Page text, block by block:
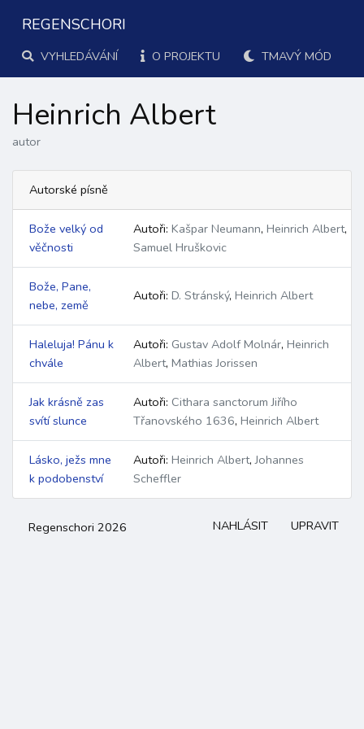
REGENSCHORI
VYHLEDÁVÁNÍ O PROJEKTU TMAVÝ MÓD
Heinrich Albert
autor
Autorské písně
Bože velký od
věčnosti
Autoři: Kašpar Neumann, Heinrich Albert,
Samuel Hruškovic
Bože, Pane,
nebe, země
Autoři: D. Stránský, Heinrich Albert
Haleluja! Pánu k
chvále
Autoři: Gustav Adolf Molnár, Heinrich
Albert, Mathias Jorissen
Jak krásně zas
svítí slunce
Autoři: Cithara sanctorum Jiřího
Třanovského 1636, Heinrich Albert
Lásko, ježs mne
k podobenství
Autoři: Heinrich Albert, Johannes
Scheffler
Regenschori 2026 NAHLÁSIT UPRAVIT